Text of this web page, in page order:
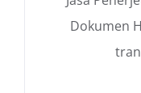
Dokumen